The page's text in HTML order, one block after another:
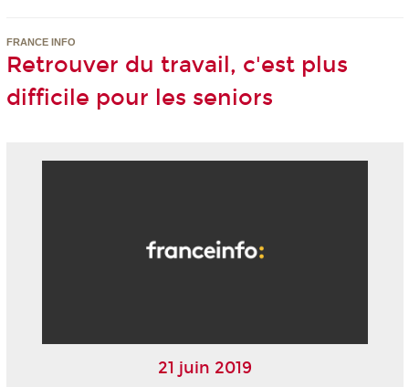
FRANCE INFO
Retrouver du travail, c'est plus
difficile pour les seniors
21 juin 2019